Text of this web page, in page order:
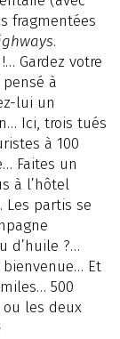
fragmentées
.
Gardez votre
à
lui un
Ici, trois tués
à 100
Faites un
à l’hôtel
Les partis se
d’huile ?…
bienvenue… Et
500
les deux